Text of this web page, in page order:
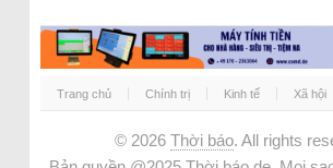
Trang chủ Chính trị Kinh tế Xã hội
© 2026 Thời báo. All rights